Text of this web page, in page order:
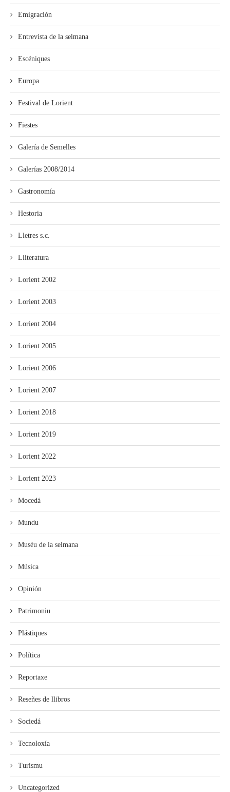
Emigración
Entrevista de la selmana
Escéniques
Europa
Festival de Lorient
Fiestes
Galería de Semelles
Galerías 2008/2014
Gastronomía
Hestoria
Lletres s.c.
Lliteratura
Lorient 2002
Lorient 2003
Lorient 2004
Lorient 2005
Lorient 2006
Lorient 2007
Lorient 2018
Lorient 2019
Lorient 2022
Lorient 2023
Mocedá
Mundu
Muséu de la selmana
Música
Opinión
Patrimoniu
Plástiques
Política
Reportaxe
Reseñes de llibros
Sociedá
Tecnoloxía
Turismu
Uncategorized